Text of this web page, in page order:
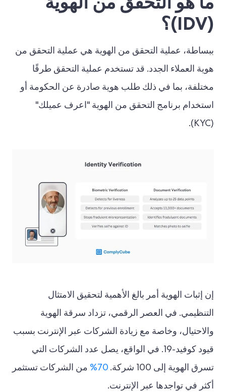
(IDV)؟
ببساطة، عملية التحقق من الهوية هي عملية التحقق من
هوية العملاء الجدد. قد تستخدم عملية التحقق طرقًا
مختلفة، بما في ذلك طلب هوية صادرة عن الحكومة أو
استخدام برنامج التحقق من الهوية "اعرف عميلك"
(KYC).
إن إثبات الهوية أمر بالغ الأهمية لتحقيق الامتثال
التنظيمي. في العصر الرقمي، تزداد سرقة الهوية
والاحتيال، وخاصة مع زيادة الشركات عبر الإنترنت بسبب
قيود كوفيد-19. في الواقع، يصل عدد الشركات التي
تسرق الهوية إلى 100 شركة.
70%
من الشركات تستثمر
أكثر في تواجدها عبر الإنترنت.